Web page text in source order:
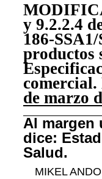
y 9.2.2.4
186-
productos
comercial.
de marzo
Al margen
dice:
Salud.
MIKEL